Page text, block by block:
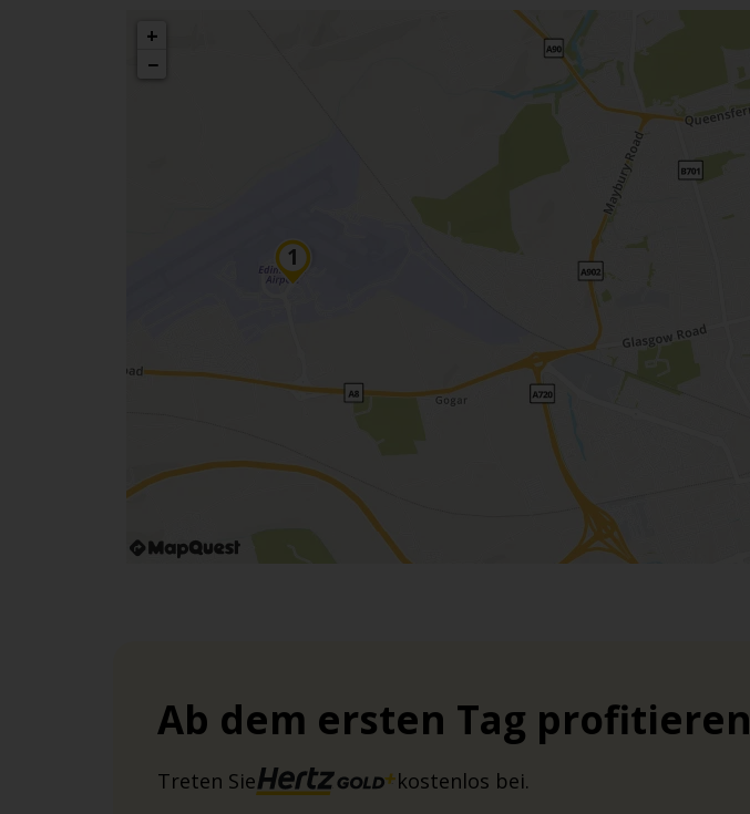
+
−
Ab dem ersten Tag profitieren
Treten Sie kostenlos bei.